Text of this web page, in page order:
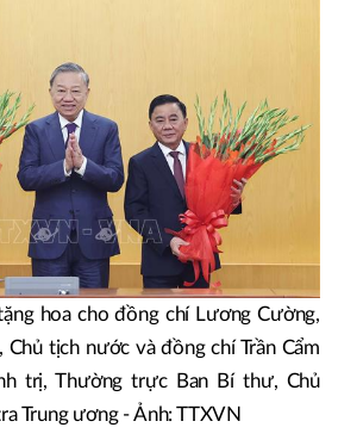
hoa cho đồng chí Lương Cường,
tịch nước và đồng chí Trần Cẩm
trị, Thường trực Ban Bí thư, Chủ
Trung ương - Ảnh: TTXVN